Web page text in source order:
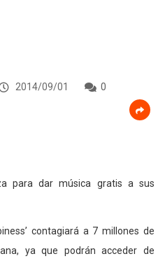
2014/09/01
0
para dar música gratis a sus
contagiará a 7 millones de
ya que podrán acceder de